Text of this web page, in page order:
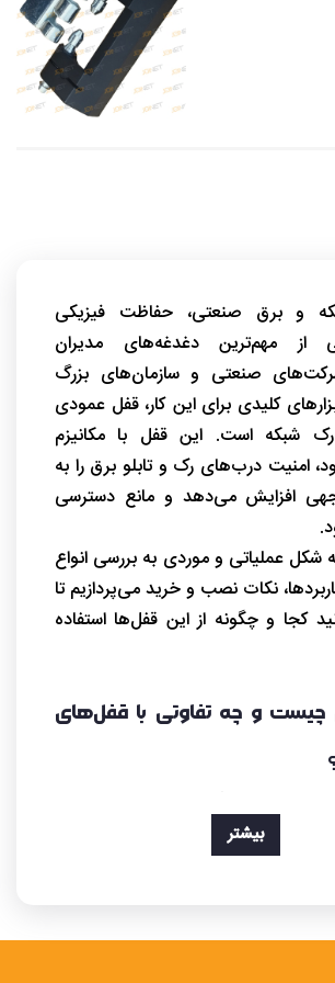
و برق صنعتی، حفاظت فیزیکی
از مهم‌ترین دغدغه‌های مدیران
شرکت‌های صنعتی و سازمان‌های بزرگ
کلیدی برای این کار، قفل عمودی
شبکه است. این قفل با مکانیزم
امنیت درب‌های رک و تابلو برق را به
افزایش می‌دهد و مانع دسترسی
شکل عملیاتی و موردی به بررسی انواع
نکات نصب و خرید می‌پردازیم تا
کجا و چگونه از این قفل‌ها استفاده
و چه تفاوتی با قفل‌های
آن به صورت عمودی حرکت می‌کنند
درب را قفل می‌کنند. این مکانیزم باعث
بیشتر